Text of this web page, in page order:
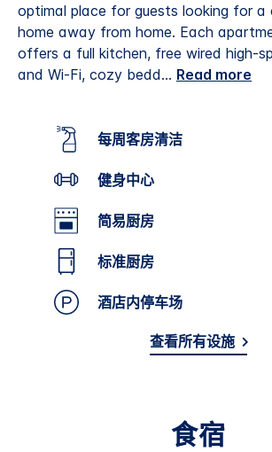
optimal place for guests looking for
home away from home. Each
offers a full kitchen, free wired high-
and Wi-Fi, cozy bedd... Read more
每周客房清洁
健身中心
简易厨房
标准厨房
酒店内停车场
查看所有设施
食宿